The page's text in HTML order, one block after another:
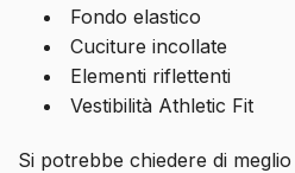
Fondo elastico
Cuciture incollate
Elementi riflettenti
Vestibilità Athletic Fit
Si potrebbe chiedere di